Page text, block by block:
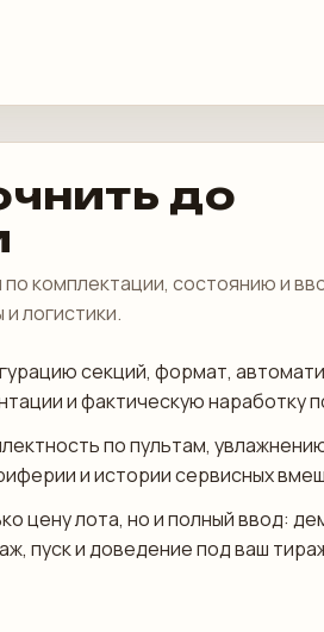
до
комплектации, состоянию и
логистики.
секций, формат,
и фактическую наработку
по пультам,
и истории сервисных
цену лота, но и полный ввод:
пуск и доведение под ваш